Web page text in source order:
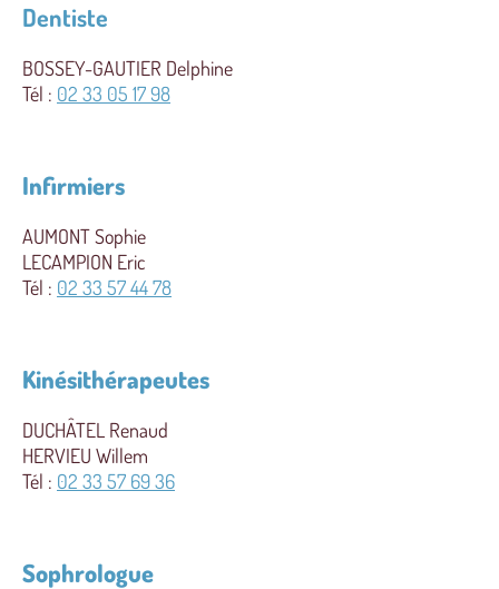
Dentiste
BOSSEY-GAUTIER Delphine
Tél : 02 33 05 17 98
Infirmiers
AUMONT Sophie
LECAMPION Eric
Tél : 02 33 57 44 78
Kinésithérapeutes
DUCHÂTEL Renaud
HERVIEU Willem
Tél : 02 33 57 69 36
Sophrologue